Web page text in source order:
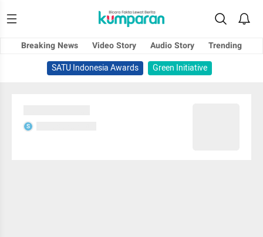
Breaking News Video Story Audio Story
Trending
SATU Indonesia Awards
Green Initiative
S